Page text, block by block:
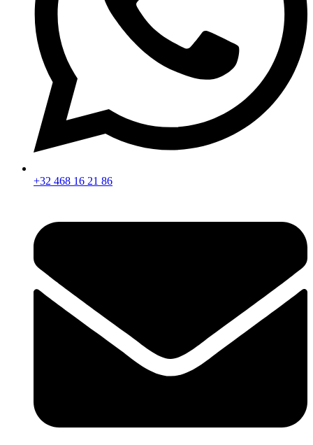
+32 468 16 21 86